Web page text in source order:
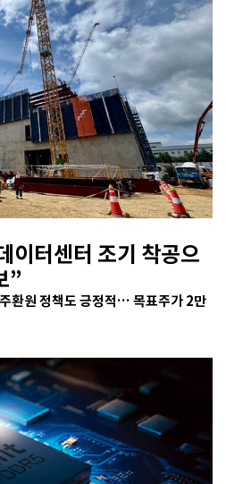
이터센터 조기 착공으
”
환원 정책도 긍정적… 목표주가 2만